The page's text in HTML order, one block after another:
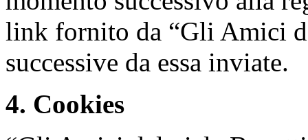
link fornito da “Gli Amici
successive da essa inviate.
4. Cookies